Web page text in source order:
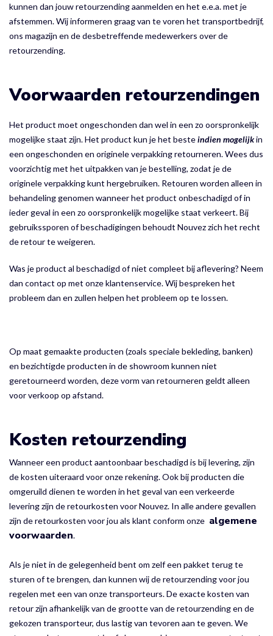
kunnen dan jouw retourzending aanmelden en het e.e.a. met je
afstemmen. Wij informeren graag van te voren het transportbedrijf,
ons magazijn en de desbetreffende medewerkers over de
retourzending.
Voorwaarden retourzendingen
Het product moet ongeschonden dan wel in een zo oorspronkelijk
mogelijke staat zijn. Het product kun je het besteindien mogelijkin
een ongeschonden en originele verpakking retourneren. Wees dus
voorzichtig met het uitpakken van je bestelling, zodat je de
originele verpakking kunt hergebruiken. Retouren worden alleen in
behandeling genomen wanneer het product onbeschadigd of in
ieder geval in een zo oorspronkelijk mogelijke staat verkeert. Bij
gebruikssporen of beschadigingen behoudt Nouvez zich het recht
de retour te weigeren.
Was je product al beschadigd of niet compleet bij aflevering? Neem
dan contact op met onze klantenservice. Wij bespreken het
probleem dan en zullen helpen het probleem op te lossen.
Op maat gemaakte producten (zoals speciale bekleding, banken)
en bezichtigde producten in de showroom kunnen niet
geretourneerd worden, deze vorm van retourneren geldt alleen
voor verkoop op afstand.
Kosten retourzending
Wanneer een product aantoonbaar beschadigd is bij levering, zijn
de kosten uiteraard voor onze rekening. Ook bij producten die
omgeruild dienen te worden in het geval van een verkeerde
levering zijn de retourkosten voor Nouvez. In alle andere gevallen
zijn de retourkosten voor jou als klant conform onze algemene
voorwaarden.
Als je niet in de gelegenheid bent om zelf een pakket terug te
sturen of te brengen, dan kunnen wij de retourzending voor jou
regelen met een van onze transporteurs. De exacte kosten van
retour zijn afhankelijk van de grootte van de retourzending en de
gekozen transporteur, dus lastig van tevoren aan te geven. We